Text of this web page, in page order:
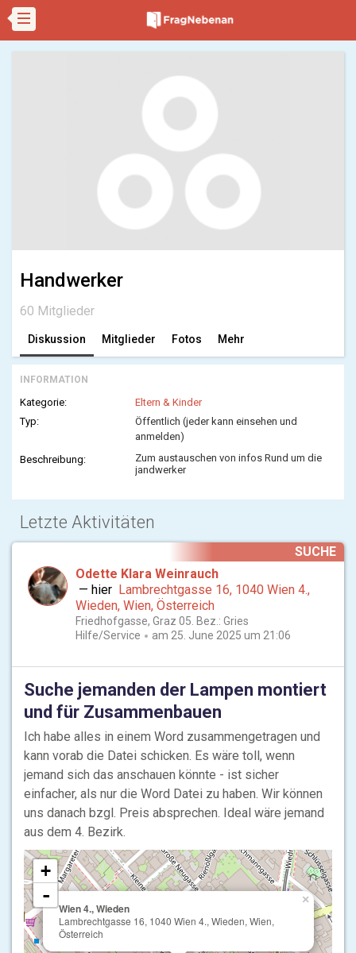
Handwerker
60 Mitglieder
Diskussion Mitglieder Fotos Mehr
INFORMATION
Kategorie:
Eltern & Kinder
Typ:
Öffentlich (jeder kann einsehen und
anmelden)
Beschreibung:
Zum austauschen von infos Rund um die
jandwerker
Letzte Aktivitäten
SUCHE
Odette Klara Weinrauch
— hier Lambrechtgasse 16, 1040 Wien 4.,
Wieden, Wien, Österreich
Friedhofgasse, Graz 05. Bez.: Gries
Hilfe/Service
am 25. June 2025 um 21:06
Suche jemanden der Lampen montiert
und für Zusammenbauen
Ich habe alles in einem Word zusammengetragen und
kann vorab die Datei schicken. Es wäre toll, wenn
jemand sich das anschauen könnte - ist sicher
einfacher, als nur die Word Datei zu haben. Wir können
uns danach bzgl. Preis absprechen. Ideal wäre jemand
aus dem 4. Bezirk.
×
Wien 4., Wieden
Lambrechtgasse 16, 1040 Wien 4., Wieden, Wien,
Österreich
+
-